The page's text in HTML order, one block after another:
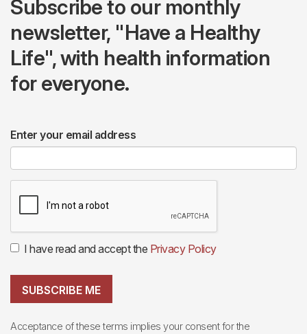
Subscribe to our monthly
newsletter, "Have a Healthy
Life", with health information
for everyone.
Enter your email address
I have read and accept the Privacy Policy
SUBSCRIBE ME
Acceptance of these terms implies your consent for the